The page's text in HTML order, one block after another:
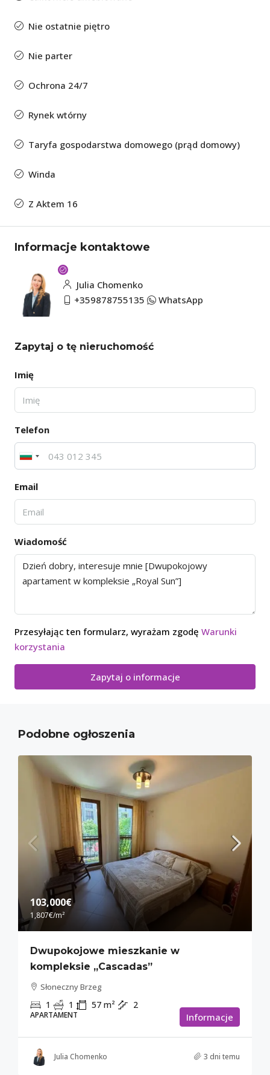
Nie ostatnie piętro
Nie parter
Ochrona 24/7
Rynek wtórny
Taryfa gospodarstwa domowego (prąd domowy)
Winda
Z Aktem 16
Informacje kontaktowe
Julia Chomenko
+359878755135
WhatsApp
Zapytaj o tę nieruchomość
Imię
Telefon
Email
Wiadomość
Przesyłając ten formularz, wyrażam zgodę Warunki
korzystania
Zapytaj o informacje
Podobne ogłoszenia
103,000€
1,807€/m²
Dwupokojowe mieszkanie w
kompleksie „Cascadas”
Słoneczny Brzeg
1 1 57 m² 2
APARTAMENT Informacje
Julia Chomenko 3 dni temu